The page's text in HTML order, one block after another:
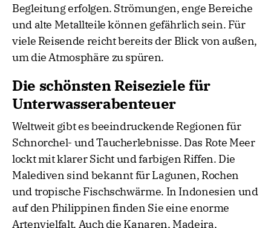
Begleitung erfolgen. Strömungen, enge Bereiche
und alte Metallteile können gefährlich sein. Für
viele Reisende reicht bereits der Blick von außen,
um die Atmosphäre zu spüren.
Die schönsten Reiseziele für
Unterwasserabenteuer
Weltweit gibt es beeindruckende Regionen für
Schnorchel- und Taucherlebnisse. Das Rote Meer
lockt mit klarer Sicht und farbigen Riffen. Die
Malediven sind bekannt für Lagunen, Rochen
und tropische Fischschwärme. In Indonesien und
auf den Philippinen finden Sie eine enorme
Artenvielfalt. Auch die Kanaren, Madeira,